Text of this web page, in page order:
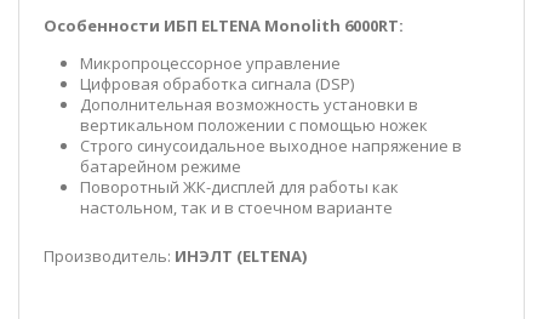
Особенности ИБП ELTENA Monolith 6000RT:
Микропроцессорное управление
Цифровая обработка сигнала (DSP)
Дополнительная возможность установки в
вертикальном положении с помощью ножек
Строго синусоидальное выходное напряжение в
батарейном режиме
Поворотный ЖК-дисплей для работы как
настольном, так и в стоечном варианте
Производитель: ИНЭЛТ (ELTENA)